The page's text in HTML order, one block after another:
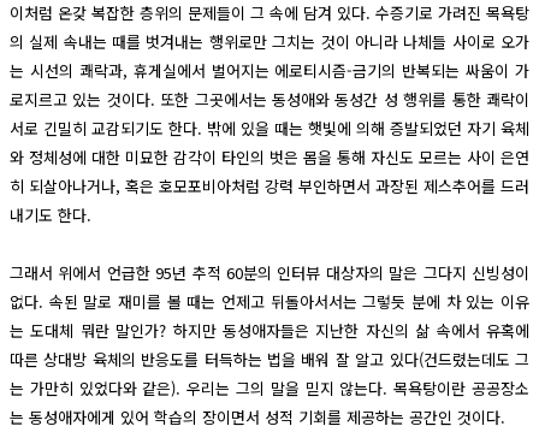
이처럼 온갖 복잡한 층위의 문제들이 그 속에 담겨 있다. 수증기로 가려진 목욕탕
의 실제 속내는 때를 벗겨내는 행위로만 그치는 것이 아니라 나체들 사이로 오가
는 시선의 쾌락과, 휴게실에서 벌어지는 에로티시즘-금기의 반복되는 싸움이 가
로지르고 있는 것이다. 또한 그곳에서는 동성애와 동성간 성 행위를 통한 쾌락이
서로 긴밀히 교감되기도 한다. 밖에 있을 때는 햇빛에 의해 증발되었던 자기 육체
와 정체성에 대한 미묘한 감각이 타인의 벗은 몸을 통해 자신도 모르는 사이 은연
히 되살아나거나, 혹은 호모포비아처럼 강력 부인하면서 과장된 제스추어를 드러
내기도 한다.
그래서 위에서 언급한 95년 추적 60분의 인터뷰 대상자의 말은 그다지 신빙성이
없다. 속된 말로 재미를 볼 때는 언제고 뒤돌아서서는 그렇듯 분에 차 있는 이유
는 도대체 뭐란 말인가? 하지만 동성애자들은 지난한 자신의 삶 속에서 유혹에
따른 상대방 육체의 반응도를 터득하는 법을 배워 잘 알고 있다(건드렸는데도 그
는 가만히 있었다와 같은). 우리는 그의 말을 믿지 않는다. 목욕탕이란 공공장소
는 동성애자에게 있어 학습의 장이면서 성적 기회를 제공하는 공간인 것이다.